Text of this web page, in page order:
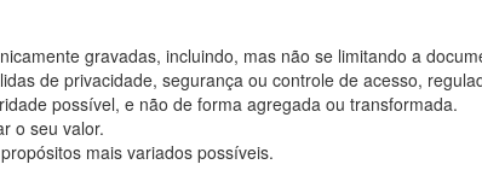
gravadas, incluindo, mas não se limitando a
de privacidade, segurança ou controle de acesso,
possível, e não de forma agregada ou transformada.
o seu valor.
mais variados possíveis.